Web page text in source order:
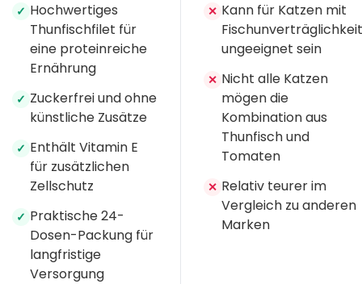
✓ Hochwertiges
Thunfischfilet für
eine proteinreiche
Ernährung
✓ Zuckerfrei und ohne
künstliche Zusätze
✓ Enthält Vitamin E
für zusätzlichen
Zellschutz
✓ Praktische 24-
Dosen-Packung für
langfristige
Versorgung
✕ Kann für Katzen mit
Fischunverträglichkeit
ungeeignet sein
✕ Nicht alle Katzen
mögen die
Kombination aus
Thunfisch und
Tomaten
✕ Relativ teurer im
Vergleich zu anderen
Marken